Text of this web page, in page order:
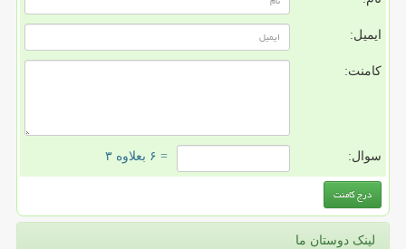
ایمیل:
کامنت:
سوال: = ۶ بعلاوه ۳
لینک دوستان ما